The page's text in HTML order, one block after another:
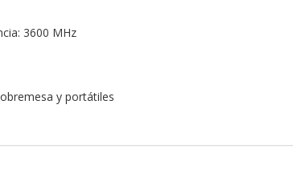
3600 MHz
y portátiles